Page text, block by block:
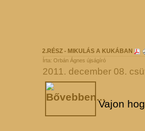
2.RÉSZ - MIKULÁS A KUKÁBAN
Írta: Orbán Ágnes újságíró
2011. december 08.
Vajon